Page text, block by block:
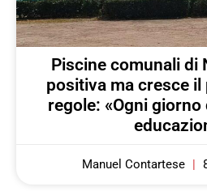
Piscine comunali di
positiva ma cresce il
regole: «Ogni
Manuel Contartese